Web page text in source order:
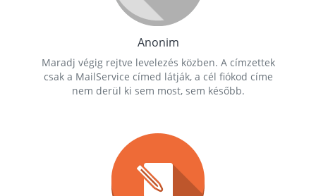
Anonim
Maradj végig rejtve levelezés közben. A címzettek
csak a MailService címed látják, a cél fiókod címe
nem derül ki sem most, sem később.